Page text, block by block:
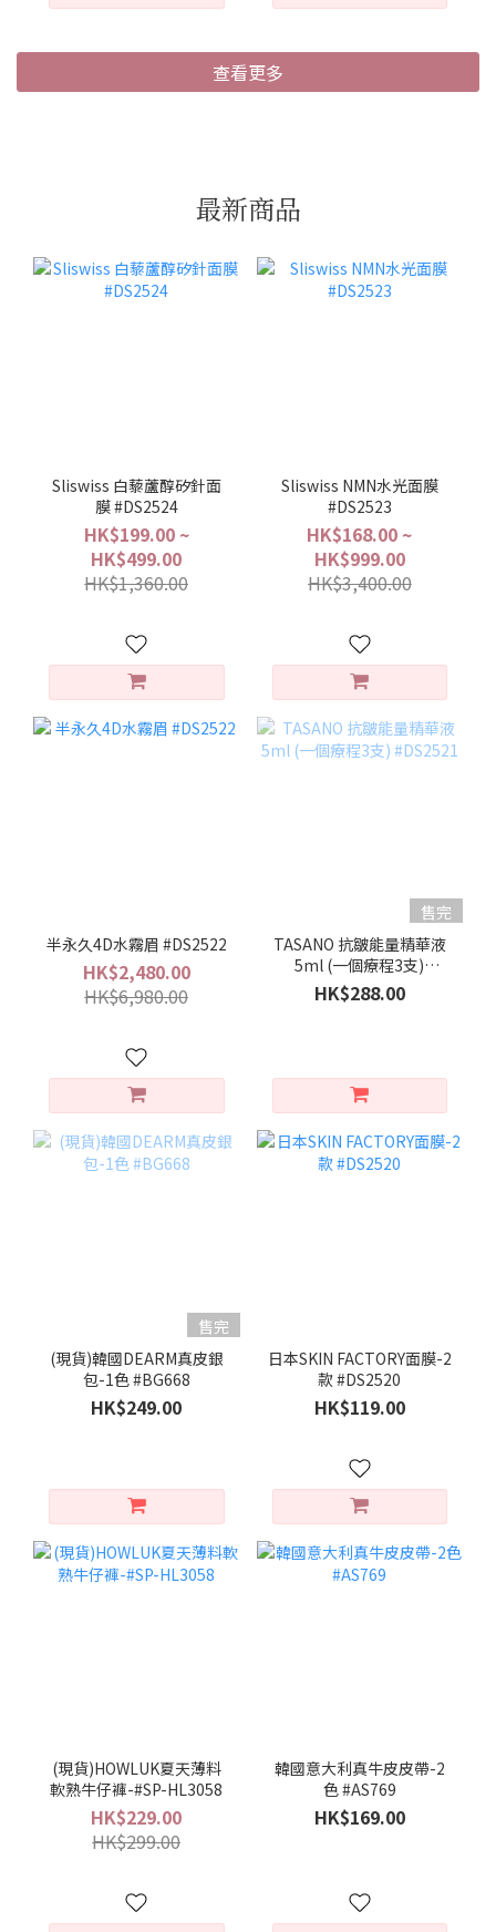
查看更多
最新商品
Sliswiss 白藜蘆醇矽針面
膜 #DS2524
HK$199.00 ~
HK$499.00
HK$1,360.00
Sliswiss NMN水光面膜
#DS2523
HK$168.00 ~
HK$999.00
HK$3,400.00
半永久4D水霧眉 #DS2522
HK$2,480.00
HK$6,980.00
售完
TASANO 抗皺能量精華液
5ml (一個療程3支)
#DS2521
HK$288.00
售完
(現貨)韓國DEARM真皮銀
包-1色 #BG668
HK$249.00
日本SKIN FACTORY面膜-2
款 #DS2520
HK$119.00
(現貨)HOWLUK夏天薄料
軟熟牛仔褲-#SP-HL3058
HK$229.00
HK$299.00
韓國意大利真牛皮皮帶-2
色 #AS769
HK$169.00